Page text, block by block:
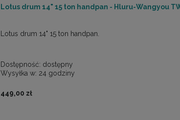
Lotus drum 14" 15 ton handpan - Hluru-Wangyou
Lotus drum 14" 15 ton handpan.
Dostępność: dostępny
Wysyłka w: 24 godziny
449,00 zł